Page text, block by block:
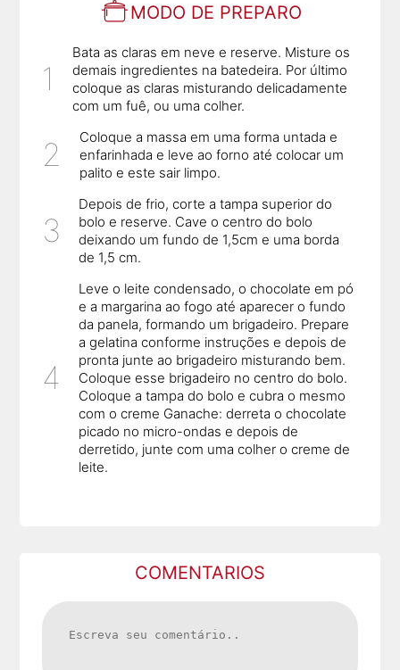
MODO DE PREPARO
Bata as claras em neve e reserve. Misture os
demais ingredientes na batedeira. Por último
coloque as claras misturando delicadamente
com um fuê, ou uma colher.
Coloque a massa em uma forma untada e
enfarinhada e leve ao forno até colocar um
palito e este sair limpo.
Depois de frio, corte a tampa superior do
bolo e reserve. Cave o centro do bolo
deixando um fundo de 1,5cm e uma borda
de 1,5 cm.
Leve o leite condensado, o chocolate em pó
e a margarina ao fogo até aparecer o fundo
da panela, formando um brigadeiro. Prepare
a gelatina conforme instruções e depois de
pronta junte ao brigadeiro misturando bem.
Coloque esse brigadeiro no centro do bolo.
Coloque a tampa do bolo e cubra o mesmo
com o creme Ganache: derreta o chocolate
picado no micro-ondas e depois de
derretido, junte com uma colher o creme de
leite.
COMENTARIOS